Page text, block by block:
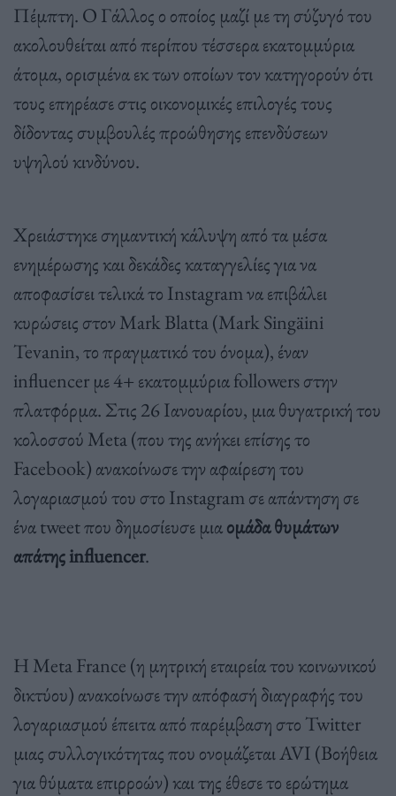
Πέμπτη. Ο Γάλλος ο οποίος μαζί με τη σύζυγό του
ακολουθείται από περίπου τέσσερα εκατομμύρια
άτομα, ορισμένα εκ των οποίων τον κατηγορούν ότι
τους επηρέασε στις οικονομικές επιλογές τους
δίδοντας συμβουλές προώθησης επενδύσεων
υψηλού κινδύνου.
Χρειάστηκε σημαντική κάλυψη από τα μέσα
ενημέρωσης και δεκάδες καταγγελίες για να
αποφασίσει τελικά το Instagram να επιβάλει
κυρώσεις στον Mark Blatta (Mark Singäini
Tevanin, το πραγματικό του όνομα), έναν
influencer με 4+ εκατομμύρια followers στην
πλατφόρμα. Στις 26 Ιανουαρίου, μια θυγατρική του
κολοσσού Meta (που της ανήκει επίσης το
Facebook) ανακοίνωσε την αφαίρεση του
λογαριασμού του στο Instagram σε απάντηση σε
ένα tweet που δημοσίευσε μιαομάδα θυμάτων
απάτης influencer.
Η Meta France (η μητρική εταιρεία του κοινωνικού
δικτύου) ανακοίνωσε την απόφασή διαγραφής του
λογαριασμού έπειτα από παρέμβαση στο Twitter
μιας συλλογικότητας που ονομάζεται AVI (Βοήθεια
για θύματα επιρροών) και της έθεσε το ερώτημα